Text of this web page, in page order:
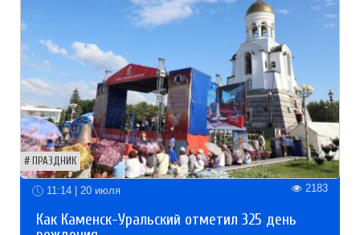
ПРАЗДНИК
11:14 | 20 июля 2183
Как Каменск-Уральский отметил 325 день